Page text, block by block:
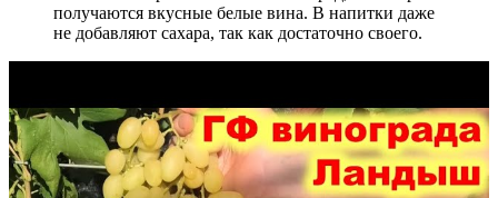
получаются вкусные белые вина. В напитки даже
не добавляют сахара, так как достаточно своего.